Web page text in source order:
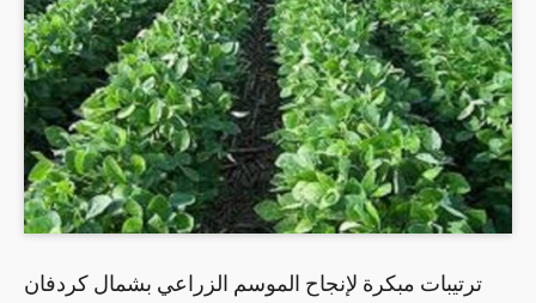
ترتيبات مبكرة لإنجاح الموسم الزراعي بشمال كردفان